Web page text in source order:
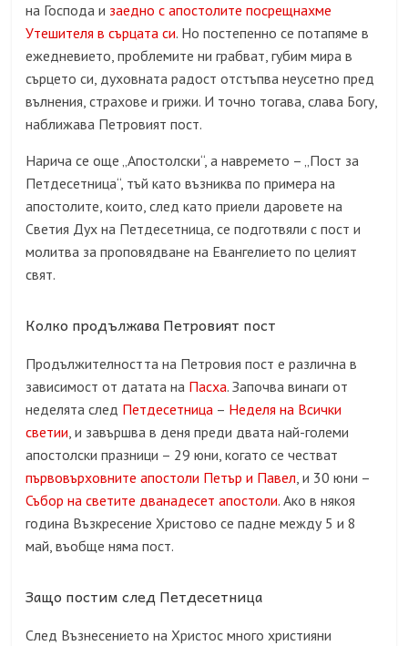
на Господа и заедно с апостолите посрещнахме
Утешителя в сърцата си. Но постепенно се потапяме в
ежедневието, проблемите ни грабват, губим мира в
сърцето си, духовната радост отстъпва неусетно пред
вълнения, страхове и грижи. И точно тогава, слава Богу,
наближава Петровият пост.
Нарича се още „Апостолски“, а навремето – „Пост за
Петдесетница“, тъй като възниква по примера на
апостолите, които, след като приели даровете на
Светия Дух на Петдесетница, се подготвяли с пост и
молитва за проповядване на Евангелието по целият
свят.
Колко продължава Петровият пост
Продължителността на Петровия пост е различна в
зависимост от датата на Пасха. Започва винаги от
неделята след Петдесетница – Неделя на Всички
светии, и завършва в деня преди двата най-големи
апостолски празници – 29 юни, когато се честват
първовърховните апостоли Петър и Павел, и 30 юни –
Събор на светите дванадесет апостоли. Ако в някоя
година Възкресение Христово се падне между 5 и 8
май, въобще няма пост.
Защо постим след Петдесетница
След Възнесението на Христос много християни